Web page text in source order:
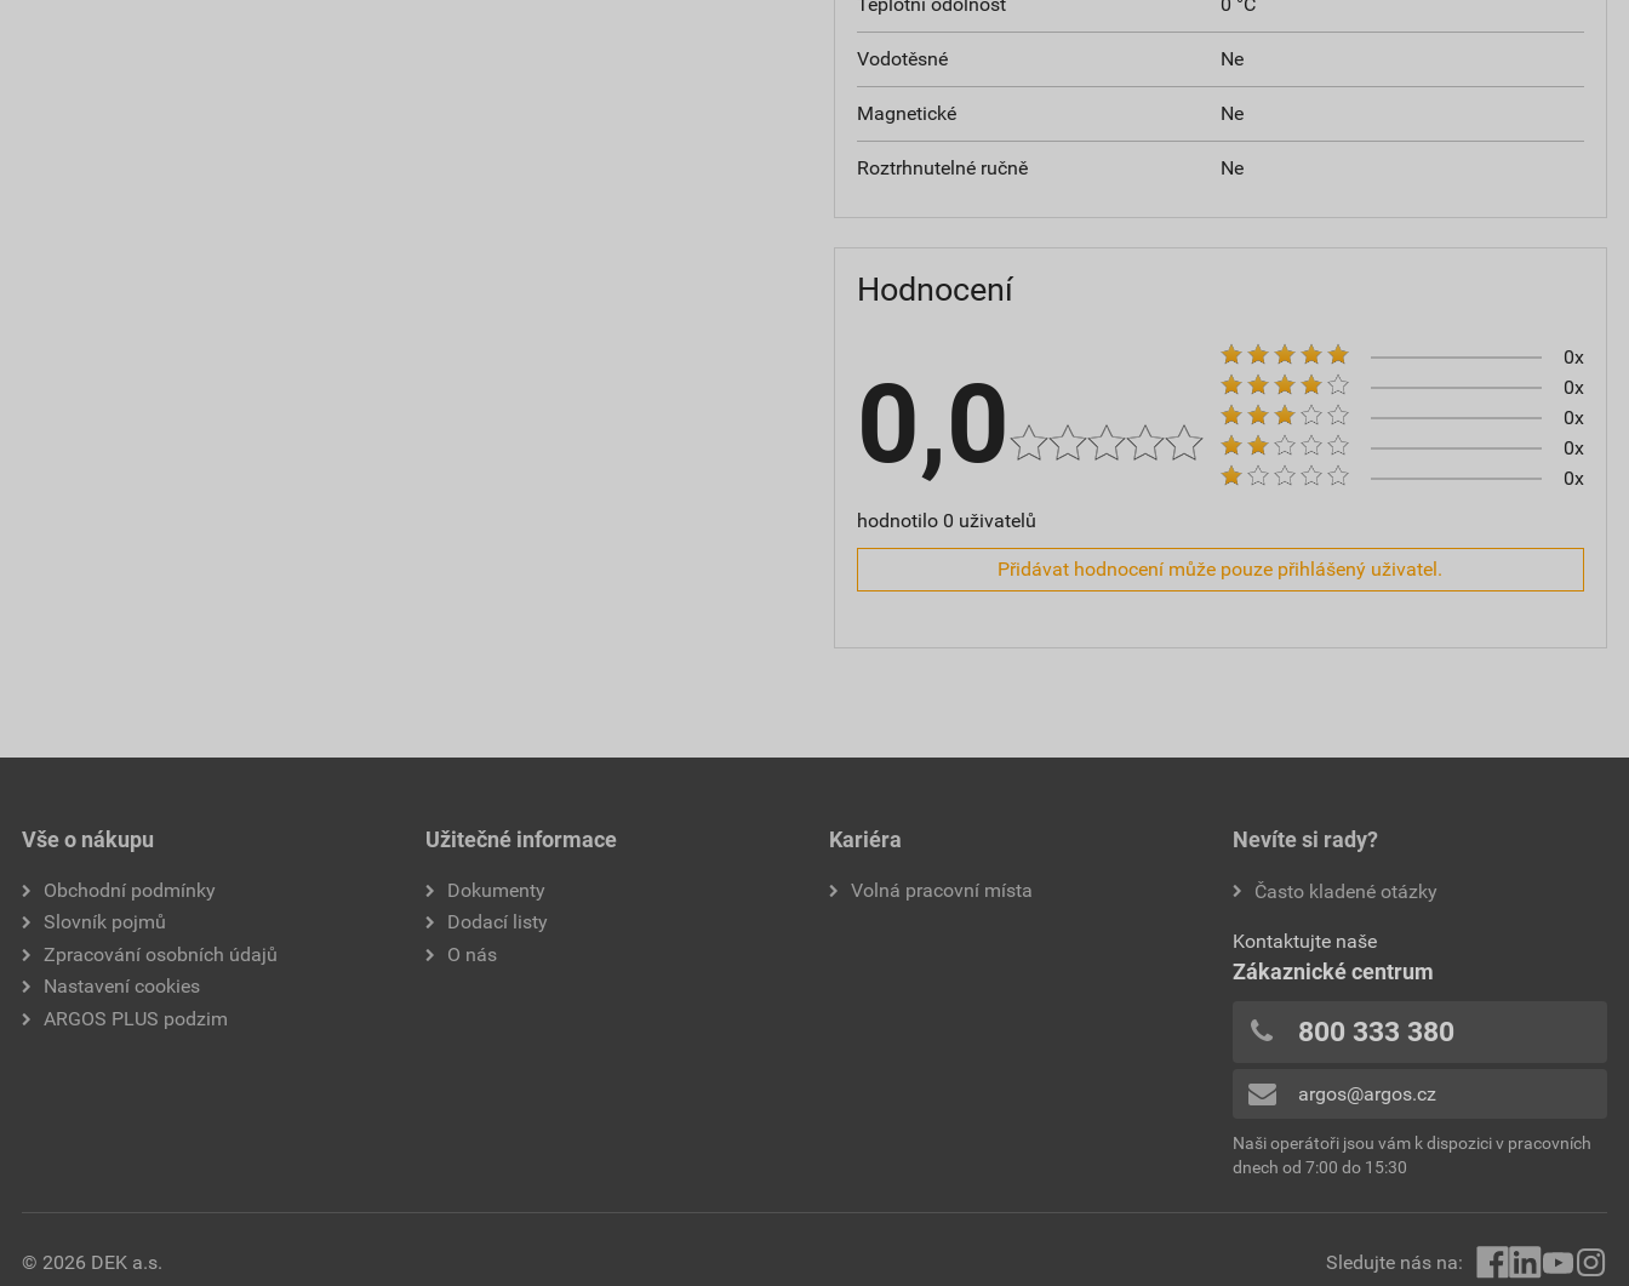
Vodotěsné Ne
Magnetické Ne
Roztrhnutelné ručně Ne
Hodnocení
0,0
hodnotilo 0 uživatelů
0x
0x
0x
0x
0x
Přidávat hodnocení může pouze přihlášený uživatel.
Vše o nákupu
Obchodní podmínky
Slovník pojmů
Zpracování osobních údajů
Nastavení cookies
ARGOS PLUS podzim
Užitečné informace
Dokumenty
Dodací listy
O nás
Kariéra
Volná pracovní místa
Nevíte si rady?
Často kladené otázky
Kontaktujte naše
Zákaznické centrum
800 333 380
argos@argos.cz
Naši operátoři jsou vám k dispozici v pracovních
dnech od 7:00 do 15:30
© 2026 DEK a.s. Sledujte nás na: